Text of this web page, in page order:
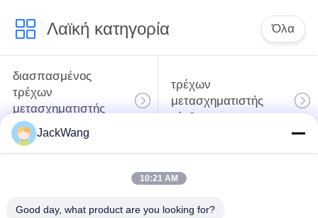
Λαϊκή κατηγορία Όλα
διασπασμένος
τρέχων
μετασχηματιστής
πυρήνων
τρέχων
μετασχηματιστής
αίσθησης
επίδρασης αιθουσών
JackWang
10:21 AM
Good day, what product are you looking for?